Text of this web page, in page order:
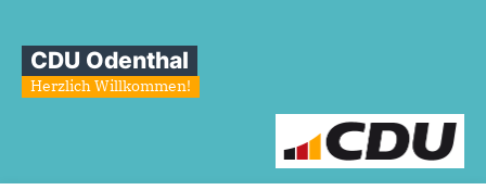
CDU Odenthal
Herzlich Willkommen!
Sie sind hier
WasisteinBürgerhaushalt?